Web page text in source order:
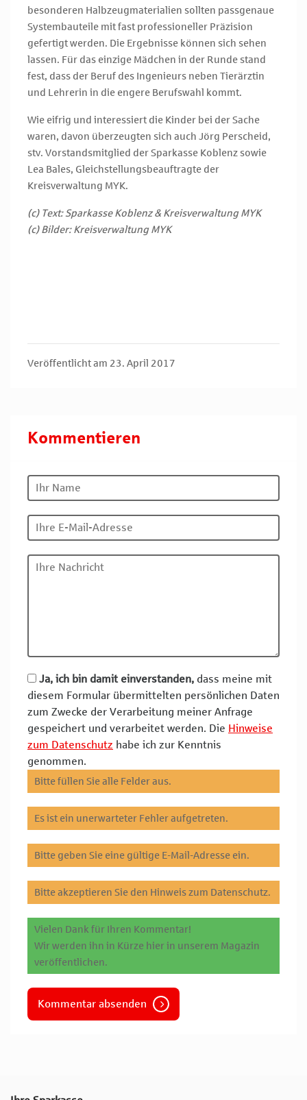
besonderen Halbzeugmaterialien sollten passgenaue
Systembauteile mit fast professioneller Präzision
gefertigt werden. Die Ergebnisse können sich sehen
lassen. Für das einzige Mädchen in der Runde stand
fest, dass der Beruf des Ingenieurs neben Tierärztin
und Lehrerin in die engere Berufswahl kommt.
Wie eifrig und interessiert die Kinder bei der Sache
waren, davon überzeugten sich auch Jörg Perscheid,
stv. Vorstandsmitglied der Sparkasse Koblenz sowie
Lea Bales, Gleichstellungsbeauftragte der
Kreisverwaltung MYK.
(c) Text: Sparkasse Koblenz & Kreisverwaltung MYK
(c) Bilder: Kreisverwaltung MYK
Veröffentlicht am 23. April 2017
Kommentieren
Ja, ich bin damit einverstanden, dass meine mit
diesem Formular übermittelten persönlichen Daten
zum Zwecke der Verarbeitung meiner Anfrage
gespeichert und verarbeitet werden. Die Hinweise
zum Datenschutz habe ich zur Kenntnis
genommen.
Bitte füllen Sie alle Felder aus.
Es ist ein unerwarteter Fehler aufgetreten.
Bitte geben Sie eine gültige E-Mail-Adresse ein.
Bitte akzeptieren Sie den Hinweis zum Datenschutz.
Vielen Dank für Ihren Kommentar!
Wir werden ihn in Kürze hier in unserem Magazin
veröffentlichen.
Kommentar absenden